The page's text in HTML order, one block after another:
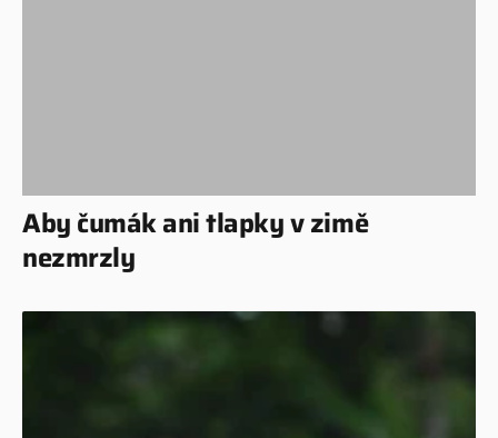
Aby čumák ani tlapky v zimě
nezmrzly